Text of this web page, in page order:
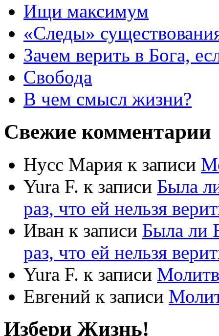
Ищи максимум
«Следы»
Зачем верить в Бога,
Свобода
В чем смысл жизни?
Свежие комментарии
Нусс Мария к записи
Yura F. к записи Была
раз, что ей нельзя
Иван к записи Была ли
раз, что ей нельзя
Yura F. к записи
Евгений к записи
Избери Жизнь!